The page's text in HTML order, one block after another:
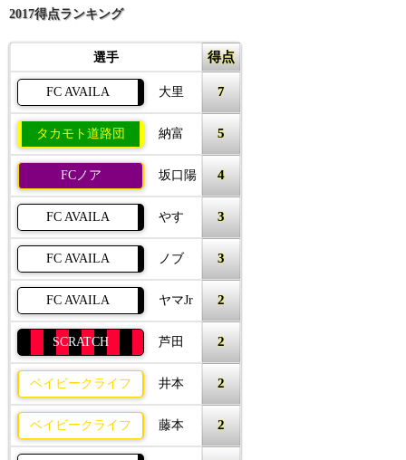
2017得点ランキング
選手 得点
FC AVAILA 大里 7
タカモト道路団 納富 5
FCノア 坂口陽 4
FC AVAILA やす 3
FC AVAILA ノブ 3
FC AVAILA ヤマJr 2
SCRATCH 芦田 2
ベイビークライフ 井本 2
ベイビークライフ 藤本 2